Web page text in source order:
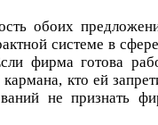
обоих
системе в
фирма готова
кармана, кто ей
не признать